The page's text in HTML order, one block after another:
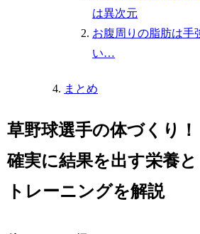
は異次元
お腹周りの脂肪は手
い…
まとめ
草野球選手の体づくり！
確実に結果を出す栄養と
トレーニングを解説